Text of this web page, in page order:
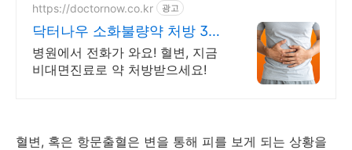
https://doctornow.co.kr 광고
닥터나우 소화불량약 처방 365
일 24시간 진료가능
병원에서 전화가 와요! 혈변, 지금
비대면진료로 약 처방받으세요!
혈변, 혹은 항문출혈은 변을 통해 피를 보게 되는 상황을